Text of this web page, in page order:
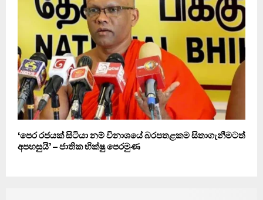
‘පෙර රජයක් සිටියා නම් විනාශයේ බරපතළකම සිතාගැනීමටත්
අපහසුයි’ – ජාතික භික්ෂු පෙරමුණ